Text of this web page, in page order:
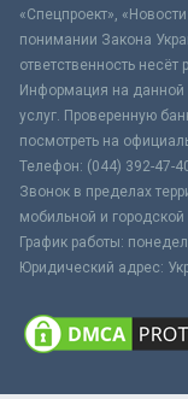
«Спецпроект»,
понимании Закона
ответственность несёт
Информация на данной
услуг. Проверенную
посмотреть на
Телефон: (044) 392-47-
Звонок в пределах
мобильной и
График работы:
Юридический адрес: